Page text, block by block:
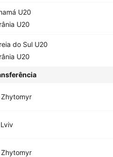
U20
U20
do Sul U20
U20
Zhytomyr
Zhytomyr